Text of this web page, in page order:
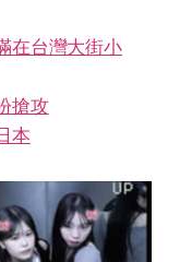
在台灣大街小
搶攻
本